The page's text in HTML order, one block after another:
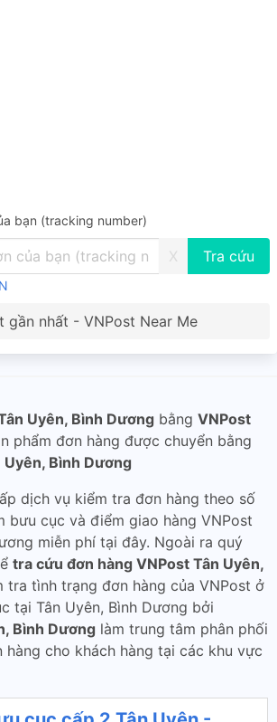
bạn (tracking number)
X
gần nhất - VNPost Near Me
Uyên, Bình Dương bằng VNPost
phẩm đơn hàng được chuyển bằng
Uyên, Bình Dương
dịch vụ kiểm tra đơn hàng theo số
bưu cục và điểm giao hàng VNPost
miễn phí tại đây. Ngoài ra quý
tra cứu đơn hàng VNPost Tân Uyên,
tra tình trạng đơn hàng của VNPost ở
tại Tân Uyên, Bình Dương bởi
Bình Dương làm trung tâm phân phối
hàng cho khách hàng tại các khu vực